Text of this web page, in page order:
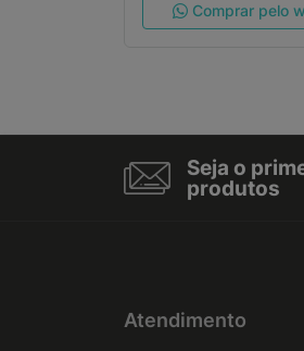
Comprar pelo
Seja o
produtos
Atendimento